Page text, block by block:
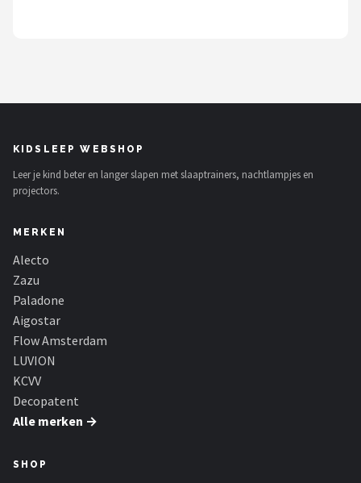
Alle merken →
KIDSLEEP WEBSHOP
Leer je kind beter en langer slapen met slaaptrainers, nachtlampjes en
projectors.
MERKEN
Alecto
Zazu
Paladone
Aigostar
Flow Amsterdam
LUVION
KCVV
Decopatent
Alle merken →
SHOP